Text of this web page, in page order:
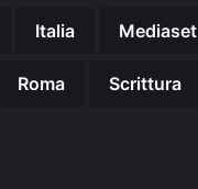
Italia Mediaset
Roma Scrittura